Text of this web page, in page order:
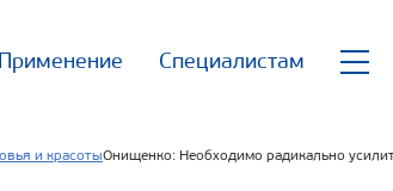
Применение Специалистам
и красотыОнищенко: Необходимо радикально